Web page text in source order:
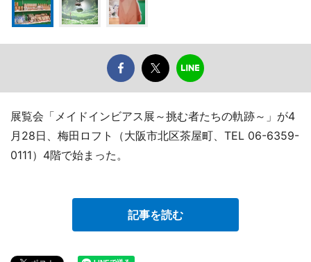
展覧会「メイドインビアス展～挑む者たちの軌跡～」が4
月28日、梅田ロフト（大阪市北区茶屋町、TEL 06-6359-
0111）4階で始まった。
記事を読む